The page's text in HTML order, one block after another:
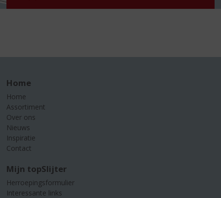
Home
Home
Assortiment
Over ons
Nieuws
Inspiratie
Contact
Mijn topSlijter
Herroepingsformulier
Interessante links